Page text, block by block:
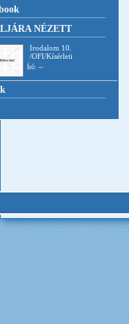
NÉZETT
Irodalom 10.
/OFI/Kísérleti
Író: --